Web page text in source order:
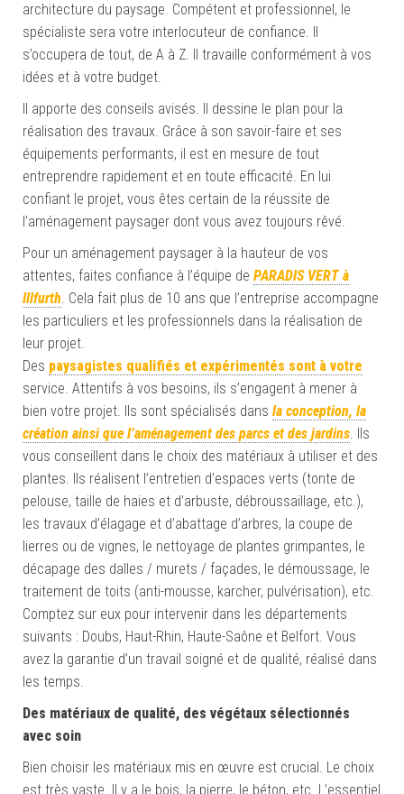
architecture du paysage. Compétent et professionnel, le
spécialiste sera votre interlocuteur de confiance. Il
s’occupera de tout, de A à Z. Il travaille conformément à vos
idées et à votre budget.
Il apporte des conseils avisés. Il dessine le plan pour la
réalisation des travaux. Grâce à son savoir-faire et ses
équipements performants, il est en mesure de tout
entreprendre rapidement et en toute efficacité. En lui
confiant le projet, vous êtes certain de la réussite de
l’aménagement paysager dont vous avez toujours rêvé.
Pour un aménagement paysager à la hauteur de vos
attentes, faites confiance à l’équipe de PARADIS VERT à
Illfurth. Cela fait plus de 10 ans que l’entreprise accompagne
les particuliers et les professionnels dans la réalisation de
leur projet.
Des paysagistes qualifiés et expérimentés sont à votre
service. Attentifs à vos besoins, ils s’engagent à mener à
bien votre projet. Ils sont spécialisés dans la conception, la
création ainsi que l’aménagement des parcs et des jardins. Ils
vous conseillent dans le choix des matériaux à utiliser et des
plantes. Ils réalisent l’entretien d’espaces verts (tonte de
pelouse, taille de haies et d’arbuste, débroussaillage, etc.),
les travaux d’élagage et d’abattage d’arbres, la coupe de
lierres ou de vignes, le nettoyage de plantes grimpantes, le
décapage des dalles / murets / façades, le démoussage, le
traitement de toits (anti-mousse, karcher, pulvérisation), etc.
Comptez sur eux pour intervenir dans les départements
suivants : Doubs, Haut-Rhin, Haute-Saône et Belfort. Vous
avez la garantie d’un travail soigné et de qualité, réalisé dans
les temps.
Des matériaux de qualité, des végétaux sélectionnés
avec soin
Bien choisir les matériaux mis en œuvre est crucial. Le choix
est très vaste. Il y a le bois, la pierre, le béton, etc. L’essentiel